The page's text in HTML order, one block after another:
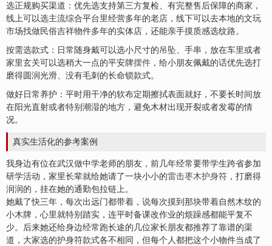
选正规购买渠道：优先选支持第三方复检、有完整售后保障的商家，
线上可以选主流综合平台里经营多年的老店，线下可以去本地的文玩
市场找做民俗吉祥物件多年的实体店，还能亲手摸质感选纹路。
按需选款式：日常随身戴可以选小尺寸的吊坠、手串，放在车里或者
家里玄关可以选稍大一点的平安牌摆件 ，给小朋友佩戴的话优先选打
磨得圆润光滑、没有毛刺的长命锁款式。
做好日常养护：平时用干净的软布定期擦拭表面就好，不要长时间放
在阳光直射或者特别潮湿的地方，避免木材出现开裂或者发霉的情
况。
真实生活化的参考案例
我身边有位在武汉做中学老师的朋友，前几年经常要带学生跨省参加
研学活动，家里长辈就给她请了一块小小的雷击枣木护身符 ，打磨得
润润的，挂在她的通勤包拉链上。
她戴了快三年，每次出远门都带着，说每次摸到那块带着自然木纹的
小木牌，心里就特别踏实，连平时备课改作业的烦躁感都能平复不
少。后来她还给身边经常跑长途的几位家长朋友都推荐了靠谱的渠
道，大家选的护身符款式各不相同，但每个人都把这个小物件当成了